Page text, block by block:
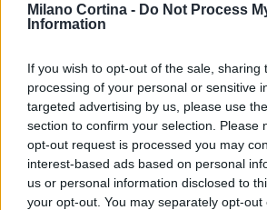
Milano Cortina - Do Not Process
Information
If you wish to opt-out of the sale, sharing
processing of your personal or sensitive
targeted advertising by us, please use
section to confirm your selection. Please
opt-out request is processed you may
interest-based ads based on personal
us or personal information disclosed to
your opt-out. You may separately opt-
Continua a leggere